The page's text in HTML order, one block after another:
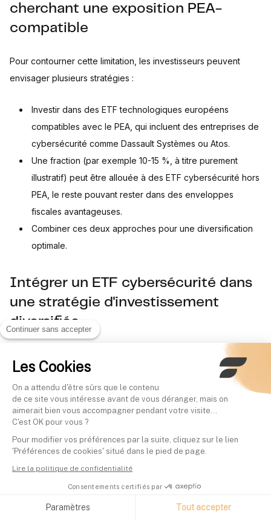
Continuer sans accepter
Les Cookies
On a attendu d'être sûrs que le contenu
de ce site vous intéresse avant de vous déranger, mais on
aimerait bien vous accompagner pendant votre visite...
C'est OK pour vous ?
Pour modifier vos préférences par la suite, cliquez sur le lien
'Préférences de cookies' situé dans le pied de page.
Lire la politique de confidentialité
Consentements certifiés par
Paramètres Tout accepter
cherchant une exposition PEA-
compatible
Pour contourner cette limitation, les investisseurs peuvent
envisager plusieurs stratégies :
Investir dans des ETF technologiques européens
compatibles avec le PEA, qui incluent des entreprises de
cybersécurité comme Dassault Systèmes ou Atos.
Une fraction (par exemple 10-15 %, à titre purement
illustratif) peut être allouée à des ETF cybersécurité hors
PEA, le reste pouvant rester dans des enveloppes
fiscales avantageuses.
Combiner ces deux approches pour une diversification
optimale.
Intégrer un ETF cybersécurité dans
une stratégie d'investissement
diversifiée
L'intégration d'ETF cybersécurité dans un portefeuille doit
être adaptée au profil de l'investisseur. Certains investisseurs
envisagent, à titre purement indicatif et hors conseil
personnalisé, une allocation comprise entre 5 et 15 % ; chaque
situation doit être évaluée individuellement selon son profil de
risque.
En raison de leur volatilité élevée, ces ETF sont souvent
utilisés comme compléments à un portefeuille principal plus
Un rééquilibrage périodique peut être envisagé